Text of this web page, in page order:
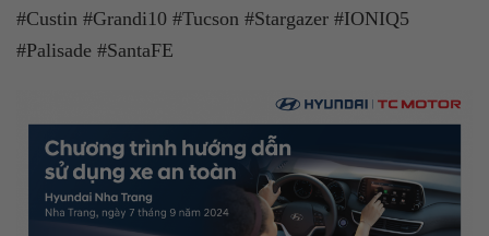
#Custin #Grandi10 #Tucson #Stargazer #IONIQ5
#Palisade #SantaFE